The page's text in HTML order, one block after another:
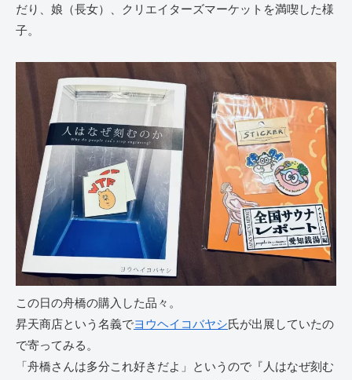
だり、娘（長女）、クリエイターズマーケットを満喫した様
子。
この日の舟橋の購入した品々。
昇天商店という名義でヨウヘイコバヤシ氏が出展していたの
で寄ってみる。
「舟橋さんは多分これ好きだよ」というので『人はなぜ刻む